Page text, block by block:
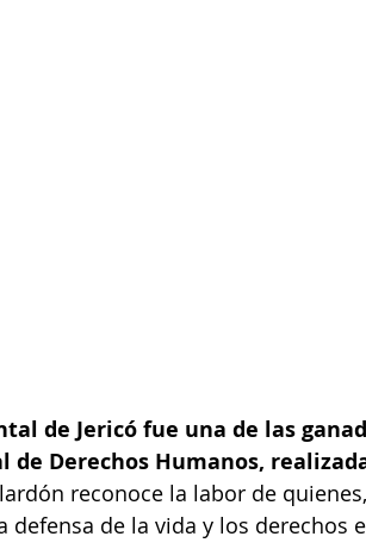
de Jericó fue una de las
de Derechos Humanos,
reconoce la labor de
defensa de la vida y los derechos